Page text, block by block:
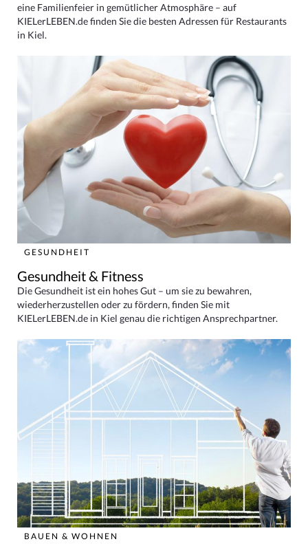
eine Familienfeier in gemütlicher Atmosphäre – auf
KIELerLEBEN.de finden Sie die besten Adressen für Restaurants
in Kiel.
GESUNDHEIT
Gesundheit & Fitness
Die Gesundheit ist ein hohes Gut – um sie zu bewahren,
wiederherzustellen oder zu fördern, finden Sie mit
KIELerLEBEN.de in Kiel genau die richtigen Ansprechpartner.
BAUEN & WOHNEN